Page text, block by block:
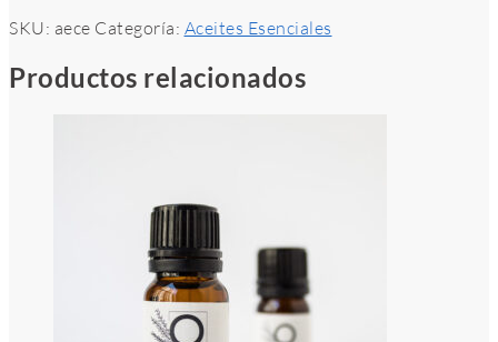
SKU: aece Categoría: Aceites Esenciales
Productos relacionados